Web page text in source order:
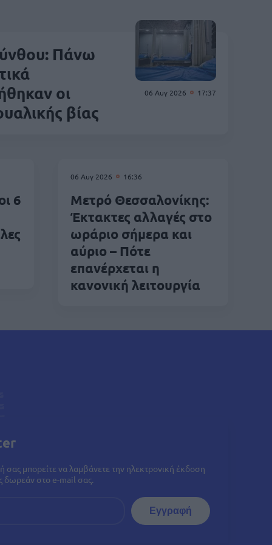
06 Αυγ 2026 17:37
Πάνω
οι
βίας
6
06 Αυγ 2026 16:36
Μετρό Θεσσαλονίκης:
Έκτακτες αλλαγές στο
ωράριο σήμερα και
αύριο – Πότε
επανέρχεται η
κανονική λειτουργία
σας μπορείτε να λαμβάνετε την ηλεκτρονική έκδοση
δωρεάν στο e-mail σας.